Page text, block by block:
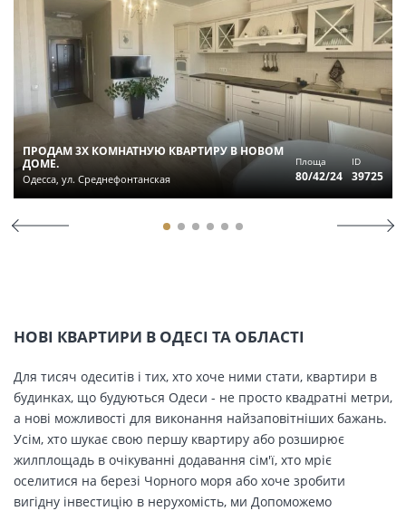
ПРОДАМ 3Х КОМНАТНУЮ КВАРТИРУ В НОВОМ
ДОМЕ.
Одесса, ул. Среднефонтанская
Площа
80/42/24
ID
39725
НОВІ КВАРТИРИ В ОДЕСІ ТА ОБЛАСТІ
Для тисяч одеситів і тих, хто хоче ними стати, квартири в
будинках, що будуються Одеси - не просто квадратні метри,
а нові можливості для виконання найзаповітніших бажань.
Усім, хто шукає свою першу квартиру або розширює
жилплощадь в очікуванні додавання сім'ї, хто мріє
оселитися на березі Чорного моря або хоче зробити
вигідну інвестицію в нерухомість, ми Допоможемо